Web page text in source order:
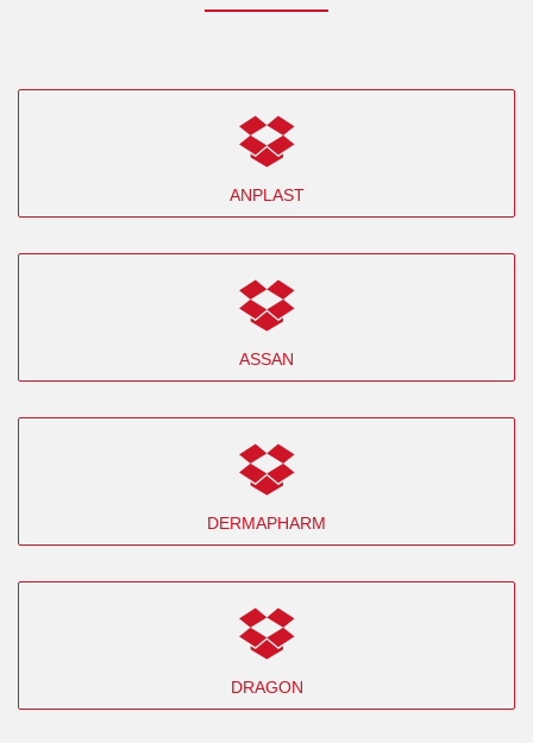
ANPLAST
ASSAN
DERMAPHARM
DRAGON